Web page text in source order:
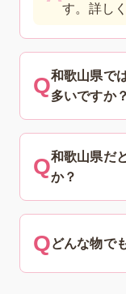
す。詳し
和歌山県で
多いですか？
和歌山県だ
か？
どんな物で